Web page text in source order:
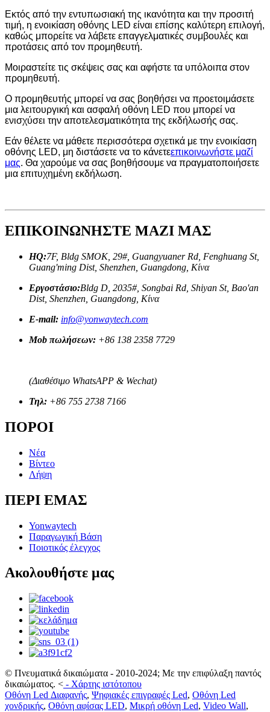
Εκτός από την εντυπωσιακή της ικανότητα και την προσιτή
τιμή, η ενοικίαση οθόνης LED είναι επίσης καλύτερη επιλογή,
καθώς μπορείτε να λάβετε επαγγελματικές συμβουλές και
προτάσεις από τον προμηθευτή.
Μοιραστείτε τις σκέψεις σας και αφήστε τα υπόλοιπα στον
προμηθευτή.
Ο προμηθευτής μπορεί να σας βοηθήσει να προετοιμάσετε
μια λειτουργική και ασφαλή οθόνη LED που μπορεί να
ενισχύσει την αποτελεσματικότητα της εκδήλωσής σας.
Εάν θέλετε να μάθετε περισσότερα σχετικά με την ενοικίαση
οθόνης LED, μη διστάσετε να το κάνετεεπικοινωνήστε μαζί
μας. Θα χαρούμε να σας βοηθήσουμε να πραγματοποιήσετε
μια επιτυχημένη εκδήλωση.
ΕΠΙΚΟΙΝΩΝΗΣΤΕ ΜΑΖΙ ΜΑΣ
HQ:7F, Bldg SMOK, 29#, Guangyuaner Rd, Fenghuang St,
Guang'ming Dist, Shenzhen, Guangdong, Κίνα
Εργοστάσιο:Bldg D, 2035#, Songbai Rd, Shiyan St, Bao'an
Dist, Shenzhen, Guangdong, Κίνα
E-mail: info@yonwaytech.com
Mob πωλήσεων: +86 138 2358 7729
(Διαθέσιμο WhatsAPP & Wechat)
Τηλ: +86 755 2738 7166
ΠΟΡΟΙ
Νέα
Βίντεο
Λήψη
ΠΕΡΙ ΕΜΑΣ
Yonwaytech
Παραγωγική Βάση
Ποιοτικός έλεγχος
Ακολουθήστε μας
© Πνευματικά δικαιώματα - 2010-2024; Με την επιφύλαξη παντός
δικαιώματος. < - Χάρτης ιστότοπου
Οθόνη Led Διαφανής, Ψηφιακές επιγραφές Led, Οθόνη Led
χονδρικής, Οθόνη αφίσας LED, Μικρή οθόνη Led, Video Wall,